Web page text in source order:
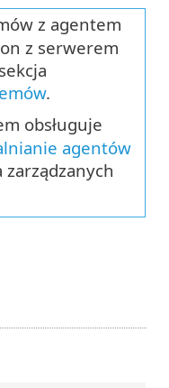
z agentem
z serwerem
.
obsługuje
agentów
zarządzanych